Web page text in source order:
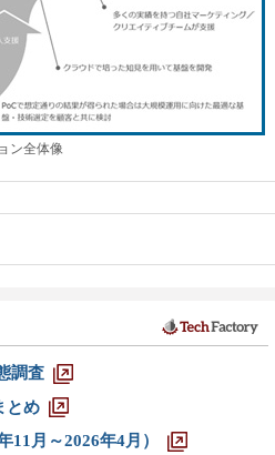
ン全体像
調査
とめ
月～2026年4月）